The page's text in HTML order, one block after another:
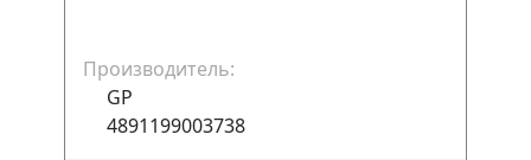
Производитель:
GP
4891199003738